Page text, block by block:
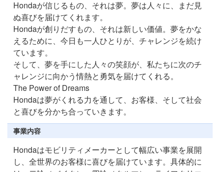
Hondaが信じるもの、それは夢。夢は人々に、まだ見
ぬ喜びを届けてくれます。
Hondaが創りだすもの、それは新しい価値。夢をかな
えるために、今日も一人ひとりが、チャレンジを続け
ています。
そして、夢を手にした人々の笑顔が、私たちに次のチ
ャレンジに向かう情熱と勇気を届けてくれる。
The Power of Dreams
Hondaは夢がくれる力を通して、お客様、そして社会
と喜びを分かち合っていきます。
事業内容
Hondaはモビリティメーカーとして幅広い事業を展開
し、全世界のお客様に喜びを届けています。具体的に